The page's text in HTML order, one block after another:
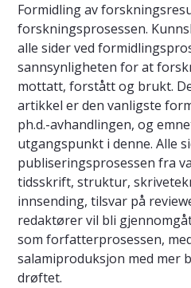
Formidling av
forskningsprosessen.
alle sider ved
sannsynligheten for at
mottatt, forstått og brukt.
artikkel er den vanligste
ph.d.-avhandlingen, og
utgangspunkt i denne. Alle
publiseringsprosessen fra
tidsskrift, struktur,
innsending, tilsvar på
redaktører vil bli
som forfatterprosessen,
salamiproduksjon med mer
drøftet.